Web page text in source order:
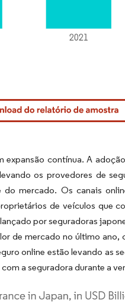
contínua. A
os provedores de
mercado. Os canais
de veículos que
por seguradoras
de mercado no último
online estão levando as
a seguradora durante a